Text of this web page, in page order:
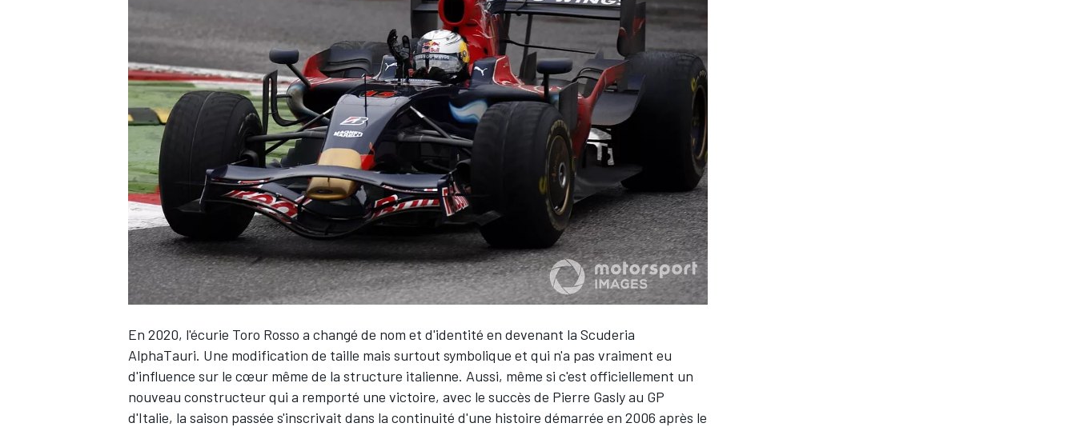
WRC
WEC
En 2020, l'écurie Toro Rosso a changé de nom et d'identité en devenant la Scuderia
AlphaTauri. Une modification de taille mais surtout symbolique et qui n'a pas vraiment eu
d'influence sur le cœur même de la structure italienne. Aussi, même si c'est officiellement un
nouveau constructeur qui a remporté une victoire, avec le succès de Pierre Gaslyau GP
d'Italie, la saison passée s'inscrivait dans la continuité d'une histoire démarrée en 2006 après le